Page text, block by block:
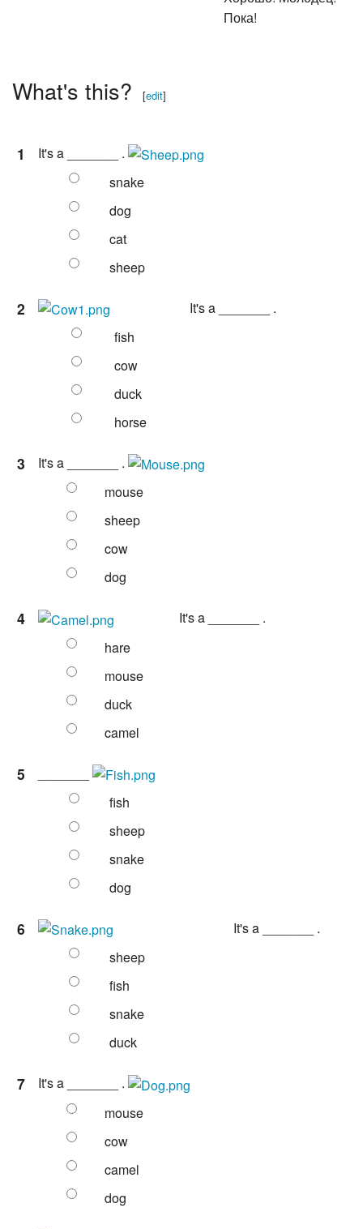
Пока!
What's this? [edit]
1
It's a _______ .
snake
dog
cat
sheep
2
It's a _______ .
fish
cow
duck
horse
3
It's a _______ .
mouse
sheep
cow
dog
4
It's a _______ .
hare
mouse
duck
camel
5
fish
sheep
snake
dog
6
It's a _______ .
sheep
fish
snake
duck
7
It's a _______ .
mouse
cow
camel
dog